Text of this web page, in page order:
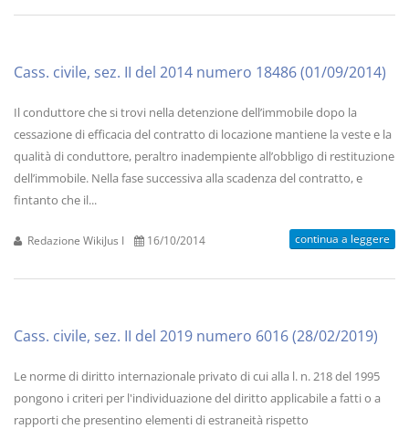
Cass. civile, sez. II del 2014 numero 18486 (01/09/2014)
Il conduttore che si trovi nella detenzione dell’immobile dopo la
cessazione di efficacia del contratto di locazione mantiene la veste e la
qualità di conduttore, peraltro inadempiente all’obbligo di restituzione
dell’immobile. Nella fase successiva alla scadenza del contratto, e
fintanto che il...
Redazione WikiJus I 16/10/2014 continua a leggere
Cass. civile, sez. II del 2019 numero 6016 (28/02/2019)
Le norme di diritto internazionale privato di cui alla l. n. 218 del 1995
pongono i criteri per l'individuazione del diritto applicabile a fatti o a
rapporti che presentino elementi di estraneità rispetto